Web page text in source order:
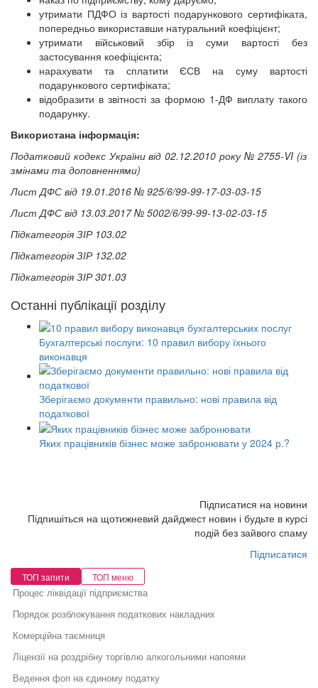
утримати ПДФО із вартості подарункового сертифіката,
попередньо використавши натуральний коефіцієнт;
утримати військовий збір із суми вартості без
застосування коефіцієнта;
нарахувати та сплатити ЄСВ на суму вартості
подарункового сертифіката;
відобразити в звітності за формою 1-ДФ виплату такого
подарунку.
Використана інформація:
Податковий кодекс України від 02.12.2010 року № 2755-VI (із
змінами та доповненнями)
Лист ДФС від 19.01.2016 № 925/6/99-99-17-03-03-15
Лист ДФС від 13.03.2017 № 5002/6/99-99-13-02-03-15
Підкатегорія ЗІР 103.02
Підкатегорія ЗІР 132.02
Підкатегорія ЗІР 301.03
Останні публікації розділу
Бухгалтерські послуги: 10 правил вибору їхнього
виконавця
Зберігаємо документи правильно: нові правила від
податкової
Яких працівників бізнес може забронювати у 2024 р.?
Підписатися на новини
Підпишіться на щотижневий дайджест новин і будьте в курсі
подій без зайвого спаму
Підписатися
ТОП запити ТОП меню
Процес ліквідації підприємства
Порядок розблокування податкових накладних
Комерційна таємниця
Ліцензії на роздрібну торгівлю алкогольними напоями
Ведення фоп на єдиному податку